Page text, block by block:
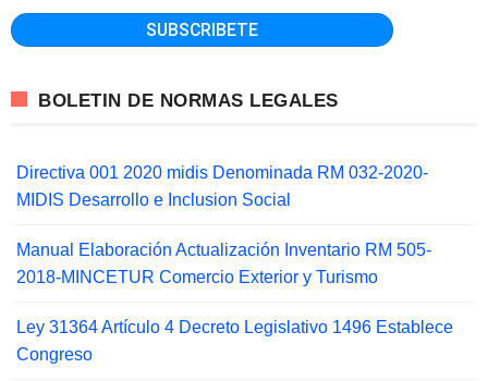
BOLETIN DE NORMAS LEGALES
Directiva 001 2020 midis Denominada RM 032-2020-
MIDIS Desarrollo e Inclusion Social
Manual Elaboración Actualización Inventario RM 505-
2018-MINCETUR Comercio Exterior y Turismo
Ley 31364 Artículo 4 Decreto Legislativo 1496 Establece
Congreso